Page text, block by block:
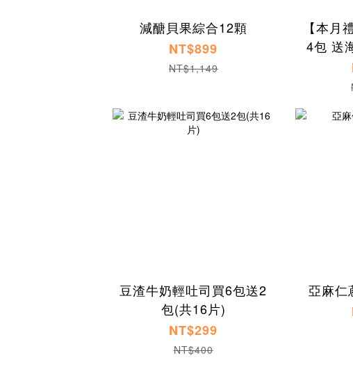
減醣貝果綜合12顆
NT$899
NT$1,149
【本月
4包 送
豆渣牛奶輕吐司買6包送2
包(共16片)
NT$299
NT$400
亞麻仁